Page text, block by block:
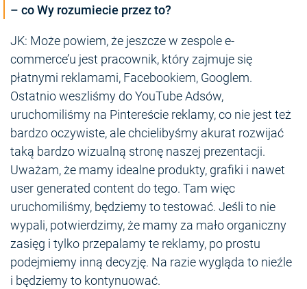
– co Wy rozumiecie przez to?
JK: Może powiem, że jeszcze w zespole e-
commerce’u jest pracownik, który zajmuje się
płatnymi reklamami, Facebookiem, Googlem.
Ostatnio weszliśmy do YouTube Adsów,
uruchomiliśmy na Pintereście reklamy, co nie jest też
bardzo oczywiste, ale chcielibyśmy akurat rozwijać
taką bardzo wizualną stronę naszej prezentacji.
Uważam, że mamy idealne produkty, grafiki i nawet
user generated content do tego. Tam więc
uruchomiliśmy, będziemy to testować. Jeśli to nie
wypali, potwierdzimy, że mamy za mało organiczny
zasięg i tylko przepalamy te reklamy, po prostu
podejmiemy inną decyzję. Na razie wygląda to nieźle
i będziemy to kontynuować.